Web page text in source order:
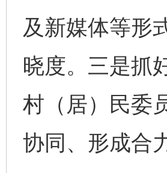
及新媒体等形
晓度。三是抓
村（居）民委
协同、形成合